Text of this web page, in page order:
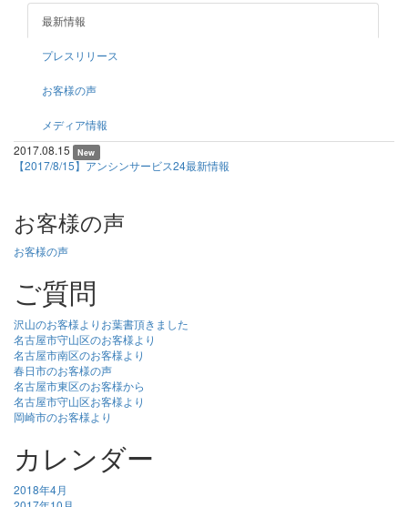
最新情報
プレスリリース
お客様の声
メディア情報
2017.08.15
New
【2017/8/15】アンシンサービス24最新情報
お客様の声
お客様の声
ご質問
沢山のお客様よりお葉書頂きました
名古屋市守山区のお客様より
名古屋市南区のお客様より
春日市のお客様の声
名古屋市東区のお客様から
名古屋市守山区お客様より
岡崎市のお客様より
カレンダー
2018年4月